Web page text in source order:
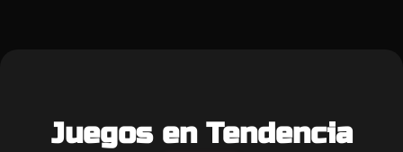
Juegos en Tendencia